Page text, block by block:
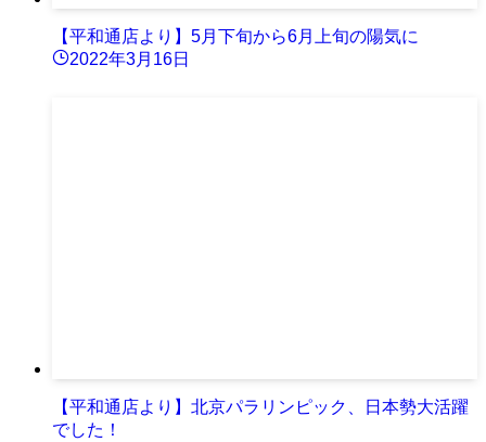
【平和通店より】5月下旬から6月上旬の陽気に
2022年3月16日
【平和通店より】北京パラリンピック、日本勢大活躍
でした！